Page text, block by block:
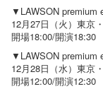
▼LAWSON premium
12月27日（火）東京
開場18:00/開演18:30
▼LAWSON premium
12月28日（水）東京
開場12:00/開演12:30